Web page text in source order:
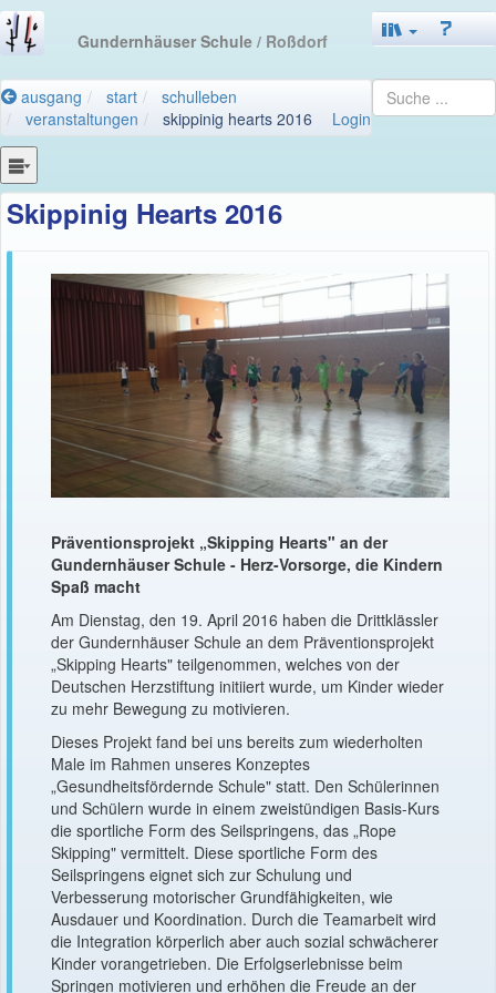
Gundernhäuser Schule / Roßdorf
ausgang start
schulleben
veranstaltungen
skippinig hearts 2016 Login
Skippinig Hearts 2016
Präventionsprojekt „Skipping Hearts" an der
Gundernhäuser Schule - Herz-Vorsorge, die Kindern
Spaß macht
Am Dienstag, den 19. April 2016 haben die Drittklässler
der Gundernhäuser Schule an dem Präventionsprojekt
„Skipping Hearts" teilgenommen, welches von der
Deutschen Herzstiftung initiiert wurde, um Kinder wieder
zu mehr Bewegung zu motivieren.
Dieses Projekt fand bei uns bereits zum wiederholten
Male im Rahmen unseres Konzeptes
„Gesundheitsfördernde Schule" statt. Den Schülerinnen
und Schülern wurde in einem zweistündigen Basis-Kurs
die sportliche Form des Seilspringens, das „Rope
Skipping" vermittelt. Diese sportliche Form des
Seilspringens eignet sich zur Schulung und
Verbesserung motorischer Grundfähigkeiten, wie
Ausdauer und Koordination. Durch die Teamarbeit wird
die Integration körperlich aber auch sozial schwächerer
Kinder vorangetrieben. Die Erfolgserlebnisse beim
Springen motivieren und erhöhen die Freude an der